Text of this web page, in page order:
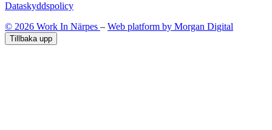
Dataskyddspolicy
© 2026 Work In Närpes – Web platform by Morgan Digital
Tillbaka upp